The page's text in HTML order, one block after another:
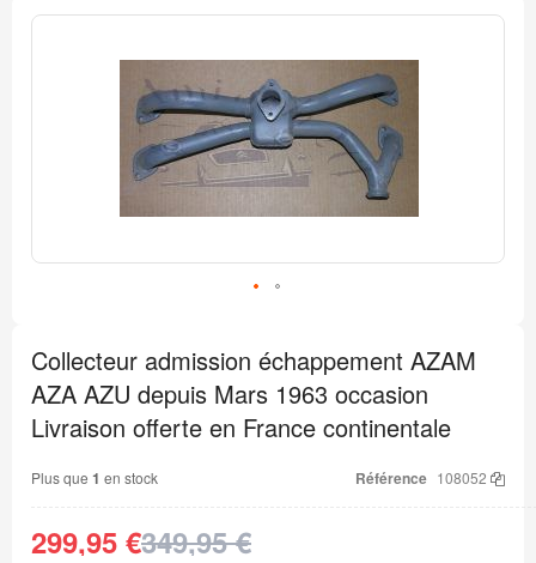
Passer
début
de
la
Galerie
d’images
Collecteur admission échappement AZAM
AZA AZU depuis Mars 1963 occasion
Livraison offerte en France continentale
Plus que 1 en stock Référence 108052
299,95 €349,95 €